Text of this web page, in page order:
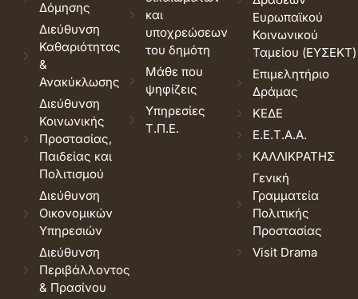
Δόμησης
Διεύθυνση
Καθαριότητας
&
Ανακύκλωσης
Διεύθυνση
Κοινωνικής
Προστασίας,
Παιδείας και
Πολιτισμού
Διεύθυνση
Οικονομικών
Υπηρεσιών
Διεύθυνση
Περιβάλλοντος
& Πρασίνου
και
υποχρεώσεων
του δημότη
Μάθε που
ψηφίζεις
Υπηρεσίες
Τ.Π.Ε.
Ευρωπαϊκού
Κοινωνικού
Ταμείου (ΕΥΣΕΚΤ)
Επιμελητήριο
Δράμας
ΚΕΔΕ
Ε.Ε.Τ.Α.Α.
ΚΑΛΛΙΚΡΑΤΗΣ
Γενική
Γραμματεία
Πολιτικής
Προστασίας
Visit Drama